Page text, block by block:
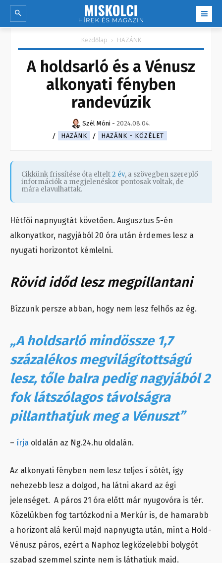
Kezdőlap HAZÁNK
A holdsarló és a Vénusz
alkonyati fényben
randevúzik
Szél Móni - 2024.08.04.
HAZÁNK
HAZÁNK - KÖZÉLET
Cikkünk frissítése óta eltelt2 év, a szövegben szereplő
információk a megjelenéskor pontosak voltak, de
mára elavulhattak.
Hétfői napnyugtát követően. Augusztus 5-én
alkonyatkor, nagyjából 20 óra után érdemes lesz a
nyugati horizontot kémlelni.
Rövid időd lesz megpillantani
Bízzunk persze abban, hogy nem lesz felhős az ég.
„A holdsarló mindössze 1,7
százalékos megvilágítottságú
lesz, tőle balra pedig nagyjából 2
fok látszólagos távolságra
pillanthatjuk meg a Vénuszt”
– írja oldalán az Ng.24.hu oldalán.
Az alkonyati fényben nem lesz teljes í sötét, így
nehezebb lesz a dolgod, ha látni akard az égi
jelenséget. A páros 21 óra előtt már nyugovóra is tér.
Közelükben fog tartózkodni a Merkúr is, de hamarabb
a horizont alá kerül majd napnyugta után, mint a Hold-
Vénusz páros, ezért a Naphoz legközelebbi bolygót
szabad szemmel szinte nem is láthatjuk majd.